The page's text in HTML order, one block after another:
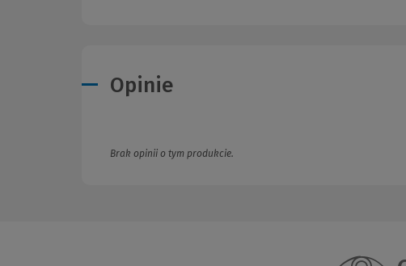
Opinie
Brak opinii o tym produkcie.